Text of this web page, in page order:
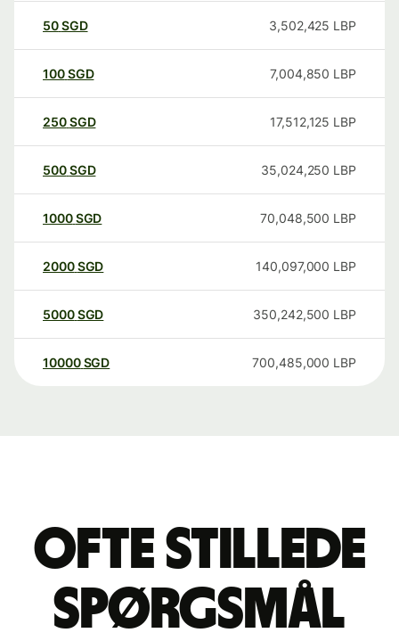
50SGD 3,502,425 LBP
100SGD 7,004,850 LBP
250SGD 17,512,125 LBP
500SGD 35,024,250 LBP
1000SGD 70,048,500 LBP
2000SGD 140,097,000 LBP
5000SGD 350,242,500 LBP
10000 SGD 700,485,000 LBP
Ofte stillede
spørgsmål